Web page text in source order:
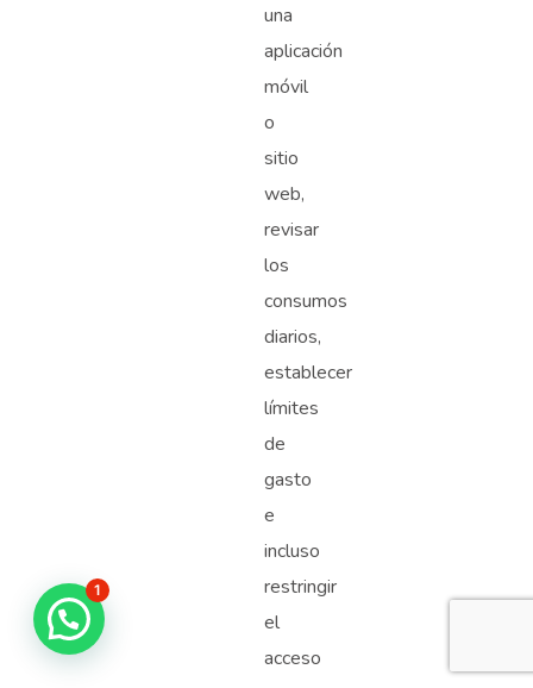
una
aplicación
móvil
o
sitio
web,
revisar
los
consumos
diarios,
establecer
límites
de
gasto
e
incluso
restringir
el
acceso
1